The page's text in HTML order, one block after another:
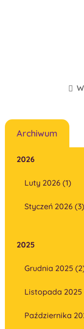
Archiwum
2026
Luty 2026 (1)
Styczeń 2026 (3)
2025
Grudnia 2025
Listopada 2025
Października